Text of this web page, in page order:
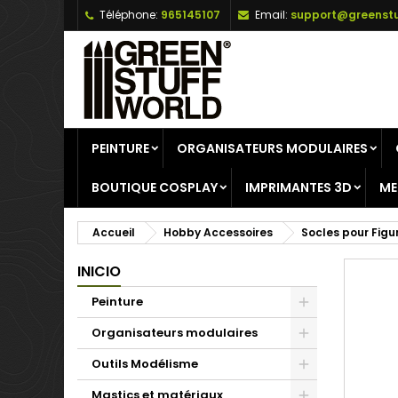
Téléphone: 965145107 Email:
PEINTURE ORGANISATEURS MODULAIRES
BOUTIQUE COSPLAY IMPRIMANTES 3D
Accueil Hobby Accessoires Socles pour
INICIO
Peinture
Organisateurs modulaires
Outils Modélisme